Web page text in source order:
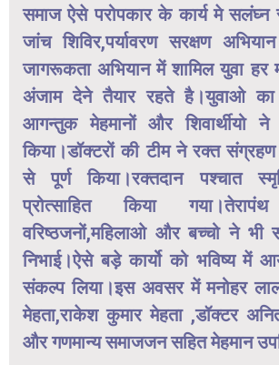
समाज ऐसे परोपकार के कार्य मे सलंघ्न
जांच शिविर,पर्यावरण सरक्षण
जागरूकता अभियान में शामिल युवा हर
अंजाम देने तैयार रहते है।युवाओ
आगन्तुक मेहमानों और शिवार्थीयो ने
किया।डॉक्टरों की टीम ने रक्त
से पूर्ण किया।रक्तदान पश्चात
प्रोत्साहित किया
वरिष्ठजनों,महिलाओ और बच्चो ने भी
निभाई।ऐसे बड़े कार्यो को भविष्य में
संकल्प लिया।इस अवसर में मनोहर
मेहता,राकेश कुमार मेहता ,डॉक्टर
और गणमान्य समाजजन सहित मेहमान